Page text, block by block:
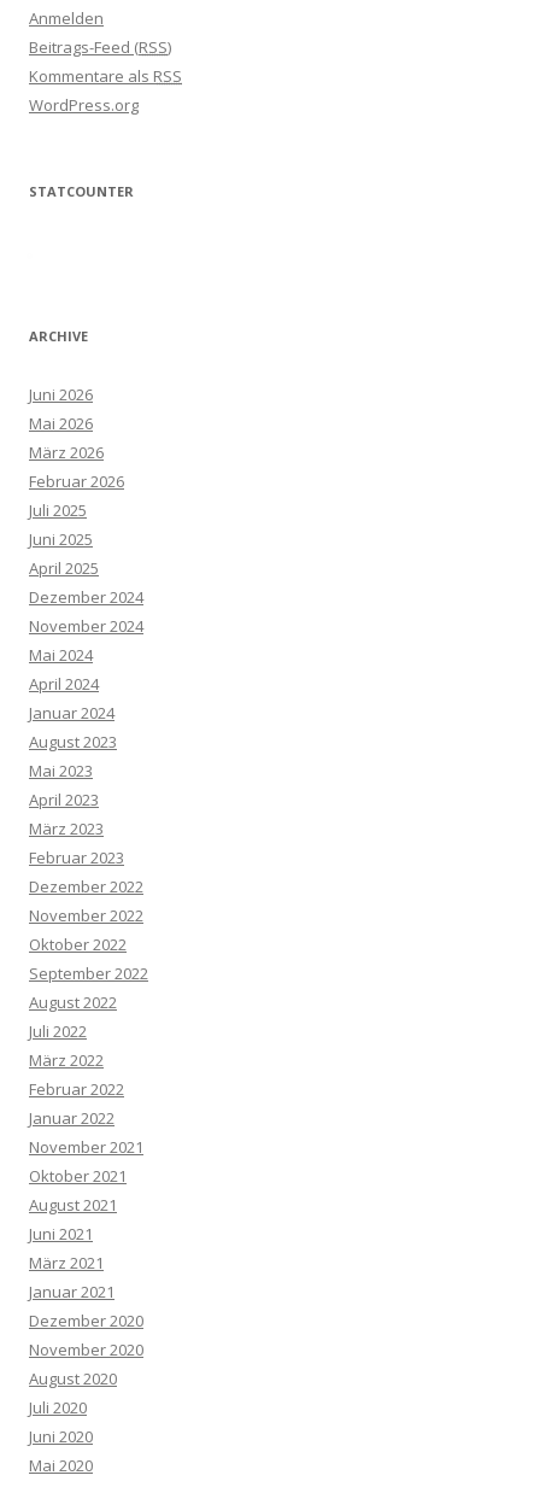
Anmelden
Beitrags-Feed (RSS)
Kommentare als RSS
WordPress.org
STATCOUNTER
ARCHIVE
Juni 2026
Mai 2026
März 2026
Februar 2026
Juli 2025
Juni 2025
April 2025
Dezember 2024
November 2024
Mai 2024
April 2024
Januar 2024
August 2023
Mai 2023
April 2023
März 2023
Februar 2023
Dezember 2022
November 2022
Oktober 2022
September 2022
August 2022
Juli 2022
März 2022
Februar 2022
Januar 2022
November 2021
Oktober 2021
August 2021
Juni 2021
März 2021
Januar 2021
Dezember 2020
November 2020
August 2020
Juli 2020
Juni 2020
Mai 2020